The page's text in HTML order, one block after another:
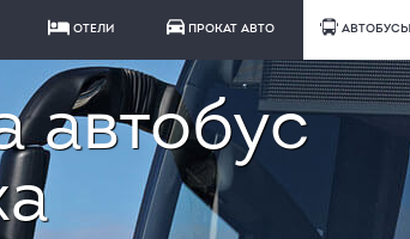
ОТЕЛИ ПРОКАТ АВТО АВТОБУСЫ
автобус